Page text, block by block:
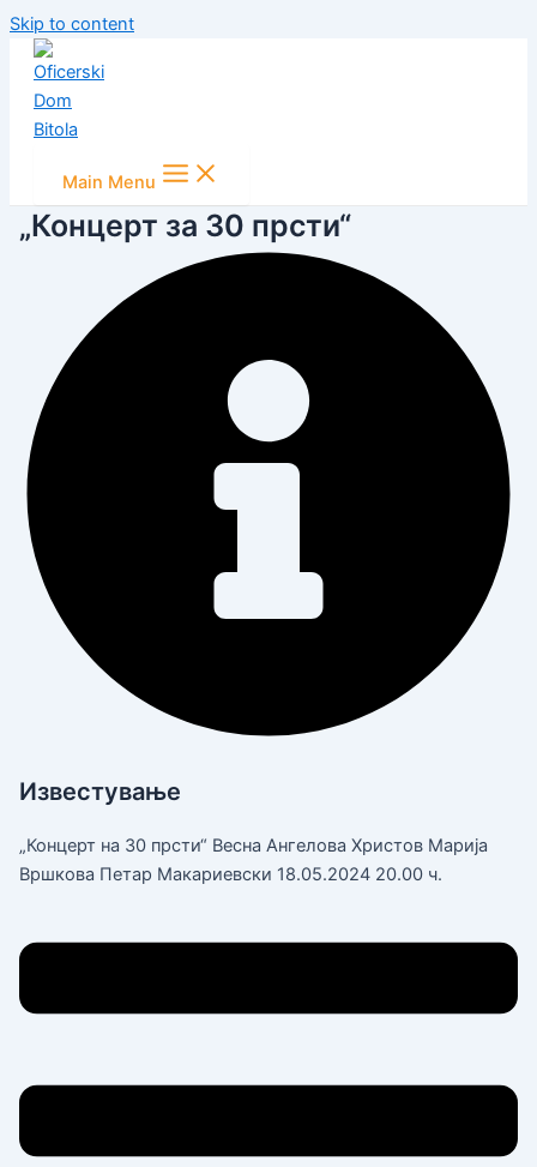
Skip to content
Main Menu
„Концерт за 30 прсти“
Известување
„Концерт на 30 прсти“ Весна Ангелова Христов Марија
Вршкова Петар Макариевски 18.05.2024 20.00 ч.